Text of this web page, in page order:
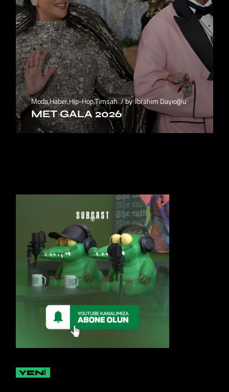
Moda,Haber,Hip-Hop,Timsah by İbrahim Dayıoğlu
MET GALA 2026
YENİ